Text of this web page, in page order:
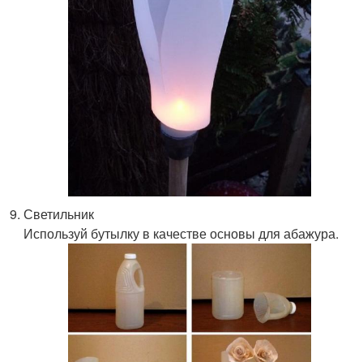
Светильник
Используй бутылку в качестве основы для абажура.